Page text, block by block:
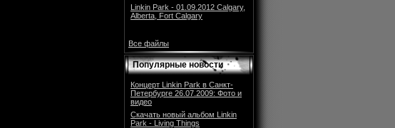
Linkin Park - 01.09.2012 Calgary,
Alberta, Fort Calgary
Все файлы
Популярные новости
Концерт Linkin Park в Санкт-
Петербурге 26.07.2009: Фото и
видео
Скачать новый альбом Linkin
Park - Living Things